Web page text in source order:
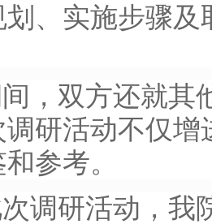
划、实施步骤
，双方还就其
调研活动不仅
参考。
调研活动，我